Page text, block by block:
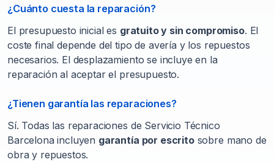
¿Cuánto cuesta la reparación?
El presupuesto inicial es gratuito y sin compromiso. El
coste final depende del tipo de avería y los repuestos
necesarios. El desplazamiento se incluye en la
reparación al aceptar el presupuesto.
¿Tienen garantía las reparaciones?
Sí. Todas las reparaciones de Servicio Técnico
Barcelona incluyen garantía por escritosobre mano de
obra y repuestos.